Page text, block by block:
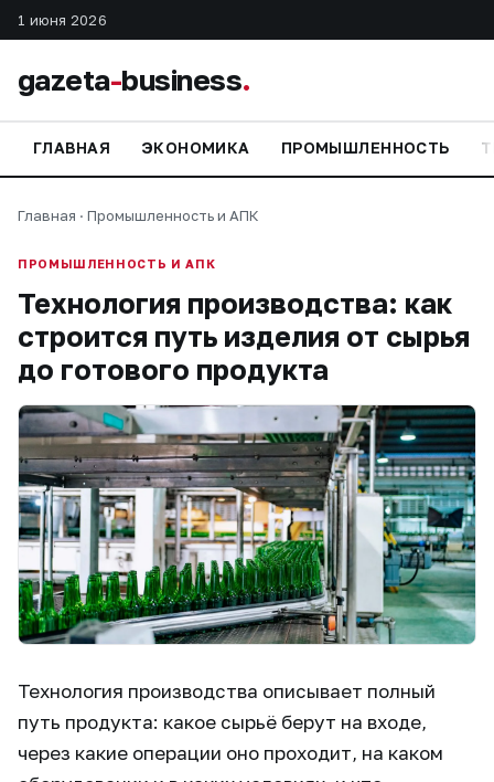
1 июня 2026
gazeta-business.
ГЛАВНАЯ ЭКОНОМИКА ПРОМЫШЛЕННОСТЬ
Главная · Промышленность и АПК
ПРОМЫШЛЕННОСТЬ И АПК
Технология производства: как
строится путь изделия от сырья
до готового продукта
Технология производства описывает полный
путь продукта: какое сырьё берут на входе,
через какие операции оно проходит, на каком